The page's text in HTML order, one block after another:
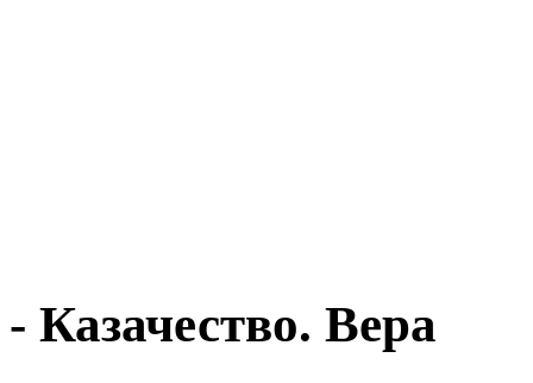
- Казачество. Вера